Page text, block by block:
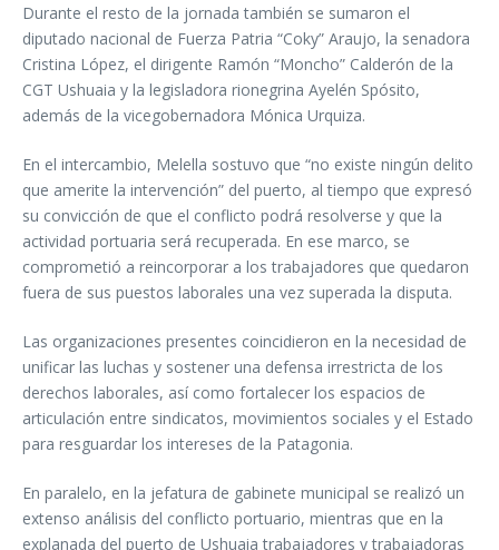
Durante el resto de la jornada también se sumaron el
diputado nacional de Fuerza Patria “Coky” Araujo, la senadora
Cristina López, el dirigente Ramón “Moncho” Calderón de la
CGT Ushuaia y la legisladora rionegrina Ayelén Spósito,
además de la vicegobernadora Mónica Urquiza.
En el intercambio, Melella sostuvo que “no existe ningún delito
que amerite la intervención” del puerto, al tiempo que expresó
su convicción de que el conflicto podrá resolverse y que la
actividad portuaria será recuperada. En ese marco, se
comprometió a reincorporar a los trabajadores que quedaron
fuera de sus puestos laborales una vez superada la disputa.
Las organizaciones presentes coincidieron en la necesidad de
unificar las luchas y sostener una defensa irrestricta de los
derechos laborales, así como fortalecer los espacios de
articulación entre sindicatos, movimientos sociales y el Estado
para resguardar los intereses de la Patagonia.
En paralelo, en la jefatura de gabinete municipal se realizó un
extenso análisis del conflicto portuario, mientras que en la
explanada del puerto de Ushuaia trabajadores y trabajadoras